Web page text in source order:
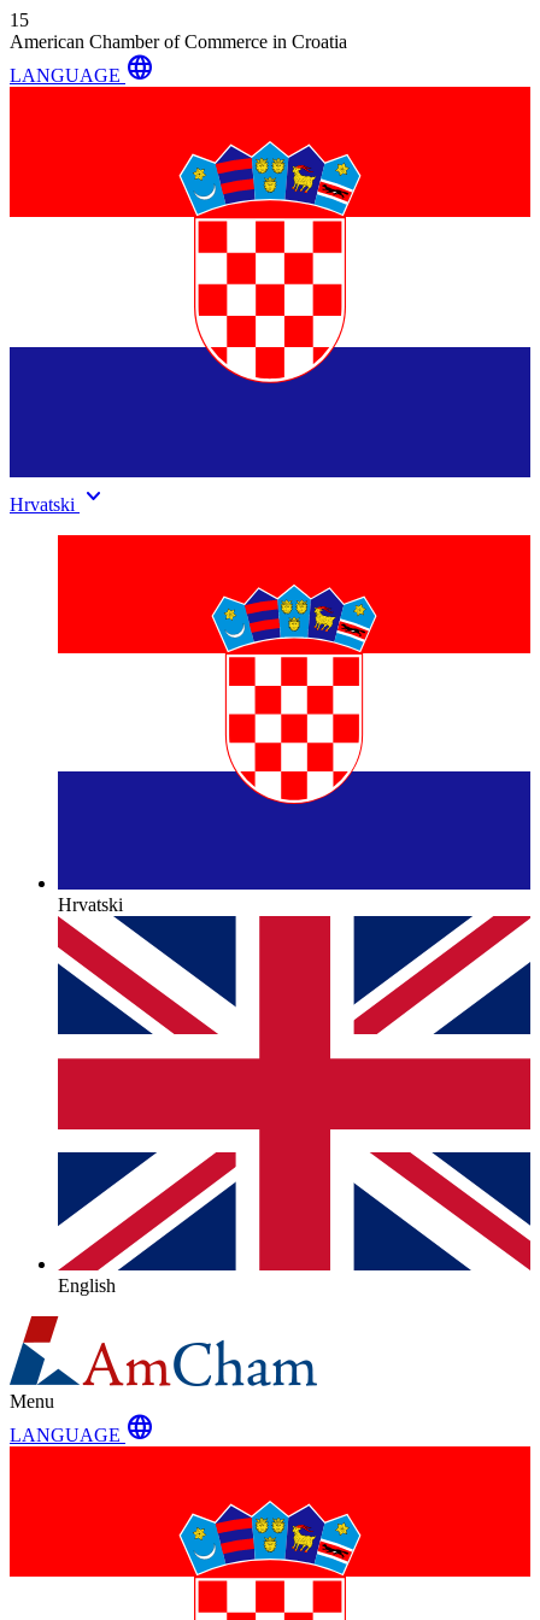
15
American Chamber of Commerce in Croatia
LANGUAGE language
Hrvatski keyboard_arrow_down
Hrvatski
English
Menu
LANGUAGE language